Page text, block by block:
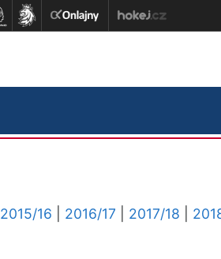
2015/16 2016/17 2017/18